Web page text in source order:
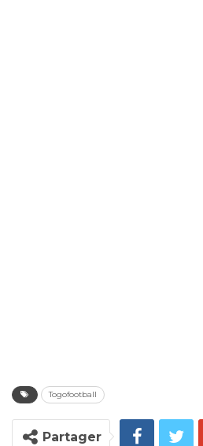
Togofootball
Partager